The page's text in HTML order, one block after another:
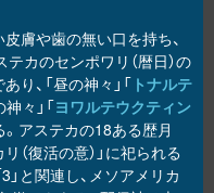
膚や歯の無い口を持ち、
カのセンポワリ（暦日）の
り、「昼の神々」「 トナルテ
々」「ヨワルテウクティン
。アステカの18ある歴月
（復活の意）」に祀られる
と関連し、メソアメリカ